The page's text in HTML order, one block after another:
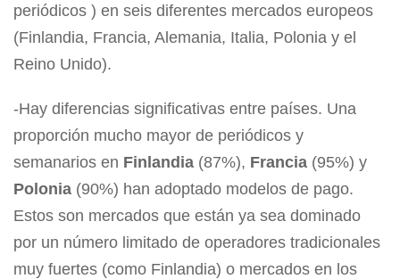
periódicos ) en seis diferentes mercados europeos
(Finlandia, Francia, Alemania, Italia, Polonia y el
Reino Unido).
-Hay diferencias significativas entre países. Una
proporción mucho mayor de periódicos y
semanarios en Finlandia (87%), Francia (95%) y
Polonia (90%) han adoptado modelos de pago.
Estos son mercados que están ya sea dominado
por un número limitado de operadores tradicionales
muy fuertes (como Finlandia) o mercados en los